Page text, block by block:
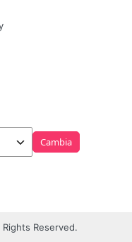
Reserved.